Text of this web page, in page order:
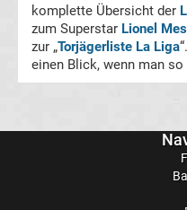
Eishockey
DEL
komplette Übersicht der
zum Superstar Lionel
zur „Torjägerliste La Liga
einen Blick, wenn man